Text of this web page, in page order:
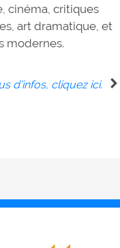
cinéma, critiques
art dramatique, et
modernes.
d’infos, cliquez ici.